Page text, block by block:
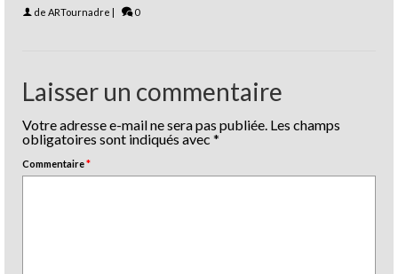
de ARTournadre | 0
Laisser un commentaire
Votre adresse e-mail ne sera pas publiée. Les champs
obligatoires sont indiqués avec *
Commentaire*